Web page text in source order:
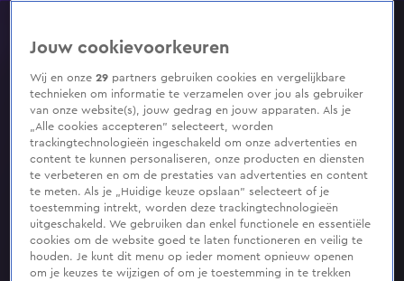
0
Jouw cookievoorkeuren
Wij en onze29 partners gebruiken cookies en vergelijkbare
technieken om informatie te verzamelen over jou als gebruiker
van onze website(s), jouw gedrag en jouw apparaten. Als je
„Alle cookies accepteren” selecteert, worden
trackingtechnologieën ingeschakeld om onze advertenties en
content te kunnen personaliseren, onze producten en diensten
te verbeteren en om de prestaties van advertenties en content
te meten. Als je „Huidige keuze opslaan” selecteert of je
toestemming intrekt, worden deze trackingtechnologieën
uitgeschakeld. We gebruiken dan enkel functionele en essentiële
cookies om de website goed te laten functioneren en veilig te
houden. Je kunt dit menu op ieder moment opnieuw openen
om je keuzes te wijzigen of om je toestemming in te trekken